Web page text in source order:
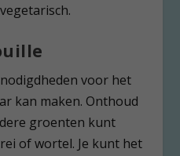
voor het
kan maken. Onthoud
groenten kunt
of wortel. Je kunt het